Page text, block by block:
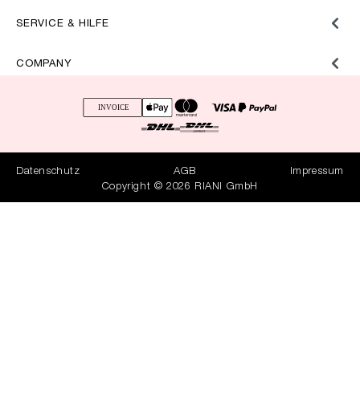
SERVICE & HILFE
COMPANY
Datenschutz AGB
Impressum
Copyright © 2026 RIANI GmbH